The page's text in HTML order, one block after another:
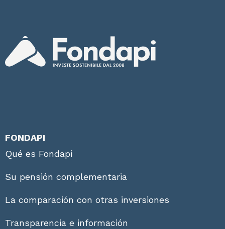
FONDAPI
Qué es Fondapi
Su pensión complementaria
La comparación con otras inversiones
Transparencia e información